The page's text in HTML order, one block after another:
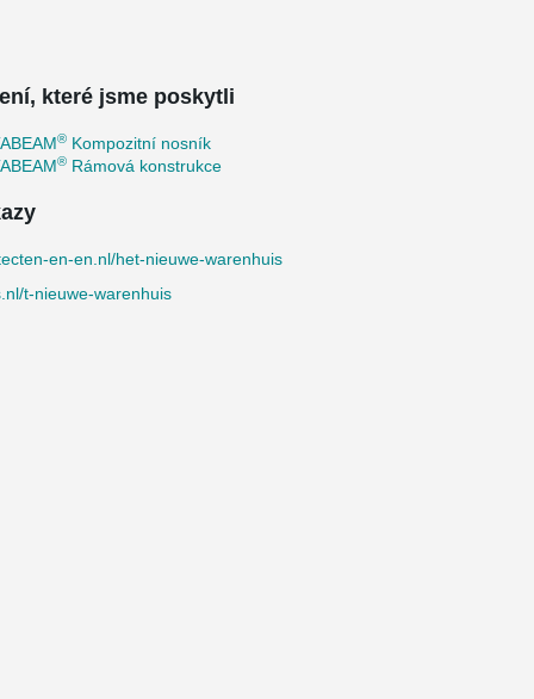
které jsme poskytli
® Kompozitní nosník
® Rámová konstrukce
en-en.nl/het-nieuwe-warenhuis
t-nieuwe-warenhuis